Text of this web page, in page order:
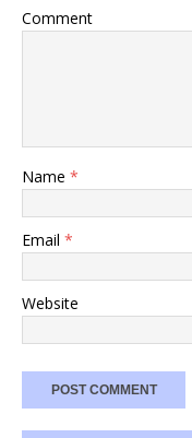
Comment
Name *
Email *
Website